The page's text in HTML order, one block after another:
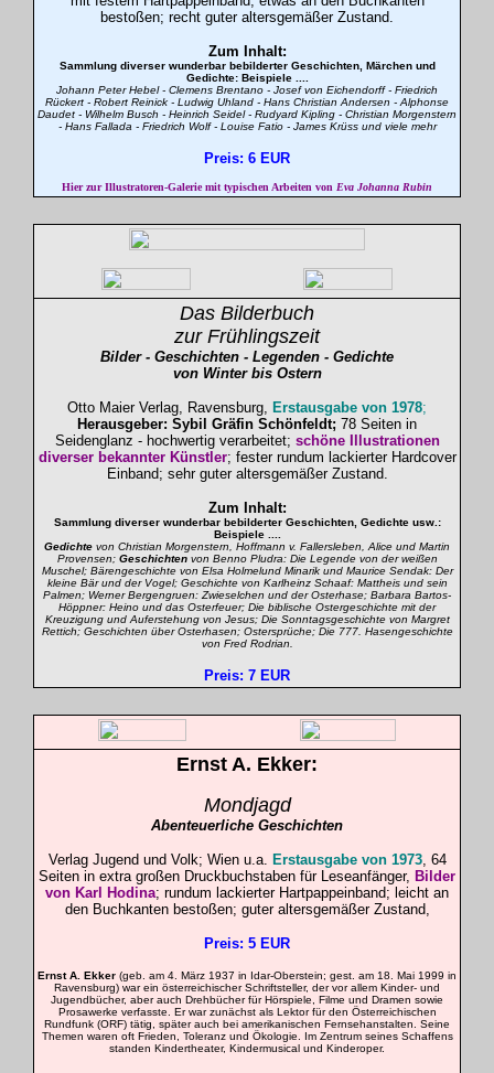
bestoßen; recht guter altersgemäßer Zustand.
Zum Inhalt:
Sammlung diverser wunderbar bebilderter Geschichten, Märchen und
Gedichte: Beispiele ....
Johann Peter Hebel - Clemens Brentano - Josef von Eichendorff - Friedrich
Rückert - Robert Reinick - Ludwig Uhland - Hans Christian Andersen - Alphonse
Daudet - Wilhelm Busch - Heinrich Seidel - Rudyard Kipling - Christian Morgenstern
- Hans Fallada - Friedrich Wolf - Louise Fatio - James Krüss und viele mehr
Preis: 6 EUR
Hier zur Illustratoren-Galerie mit typischen Arbeiten von Eva Johanna Rubin
Das Bilderbuch
zur Frühlingszeit
Bilder - Geschichten - Legenden - Gedichte
von Winter bis Ostern
Otto Maier Verlag, Ravensburg, Erstausgabe von 1978;
Herausgeber: Sybil Gräfin Schönfeldt; 78 Seiten in
Seidenglanz - hochwertig verarbeitet; schöne Illustrationen
diverser bekannter Künstler; fester rundum lackierter Hardcover
Einband; sehr guter altersgemäßer Zustand.
Zum Inhalt:
Sammlung diverser wunderbar bebilderter Geschichten, Gedichte usw.:
Beispiele ....
Gedichte von Christian Morgenstern, Hoffmann v. Fallersleben, Alice und Martin
Provensen; Geschichtenvon Benno Pludra: Die Legende von der weißen
Muschel; Bärengeschichte von Elsa Holmelund Minarik und Maurice Sendak: Der
kleine Bär und der Vogel; Geschichte von Karlheinz Schaaf: Mattheis und sein
Palmen; Werner Bergengruen: Zwieselchen und der Osterhase; Barbara Bartos-
Höppner: Heino und das Osterfeuer; Die biblische Ostergeschichte mit der
Kreuzigung und Auferstehung von Jesus; Die Sonntagsgeschichte von Margret
Rettich; Geschichten über Osterhasen; Ostersprüche; Die 777. Hasengeschichte
von Fred Rodrian.
Preis: 7 EUR
Ernst A. Ekker:
Mondjagd
Abenteuerliche Geschichten
Verlag Jugend und Volk; Wien u.a. Erstausgabe von 1973, 64
Seiten in extra großen Druckbuchstaben für Leseanfänger, Bilder
von Karl
Hodina; rundum lackierter Hartpappeinband; leicht an
den Buchkanten bestoßen; guter altersgemäßer Zustand,
Preis: 5 EUR
Ernst A. Ekker (geb. am 4. März 1937 in Idar-Oberstein; gest. am 18. Mai 1999 in
Ravensburg) war ein österreichischer Schriftsteller, der vor allem Kinder- und
Jugendbücher, aber auch Drehbücher für Hörspiele, Filme und Dramen sowie
Prosawerke verfasste. Er war zunächst als Lektor für den Österreichischen
Rundfunk (ORF) tätig, später auch bei amerikanischen Fernsehanstalten. Seine
Themen waren oft Frieden, Toleranz und Ökologie. Im Zentrum seines Schaffens
standen Kindertheater, Kindermusical und Kinderoper.